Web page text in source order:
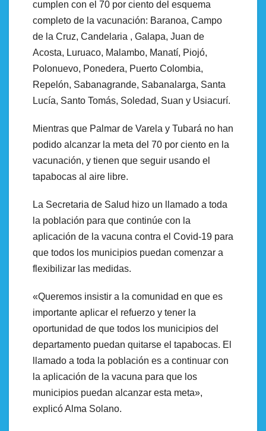
cumplen con el 70 por ciento del esquema
completo de la vacunación: Baranoa, Campo
de la Cruz, Candelaria , Galapa, Juan de
Acosta, Luruaco, Malambo, Manatí, Piojó,
Polonuevo, Ponedera, Puerto Colombia,
Repelón, Sabanagrande, Sabanalarga, Santa
Lucía, Santo Tomás, Soledad, Suan y Usiacurí.
Mientras que Palmar de Varela y Tubará no han
podido alcanzar la meta del 70 por ciento en la
vacunación, y tienen que seguir usando el
tapabocas al aire libre.
La Secretaria de Salud hizo un llamado a toda
la población para que continúe con la
aplicación de la vacuna contra el Covid-19 para
que todos los municipios puedan comenzar a
flexibilizar las medidas.
«Queremos insistir a la comunidad en que es
importante aplicar el refuerzo y tener la
oportunidad de que todos los municipios del
departamento puedan quitarse el tapabocas. El
llamado a toda la población es a continuar con
la aplicación de la vacuna para que los
municipios puedan alcanzar esta meta»,
explicó Alma Solano.